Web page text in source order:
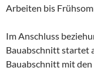
Arbeiten bis
Im Anschluss
Bauabschnitt startet
Bauabschnitt mit